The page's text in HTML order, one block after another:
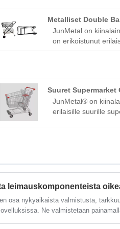
Metalliset Double
JunMetal on
on erikoistunut
hinnoilla ja
71 -sertifioitu.
valmiita näytteitä tai
Suuret Supermarket
JunMetal® on
erilaisille suurille
Voimme myös
laadun
osa nykyaikaista valmistusta,
Ne valmistetaan